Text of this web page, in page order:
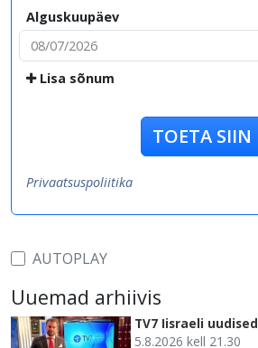
Alguskuupäev
Lisa sõnum
TOETA SIIN
Privaatsuspoliitika
AUTOPLAY
Uuemad arhiivis
TV7 Iisraeli uudised
5.8.2026 kell 21.30